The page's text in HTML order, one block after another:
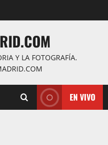
Y LA FOTOGRAFÍA.
EN VIVO